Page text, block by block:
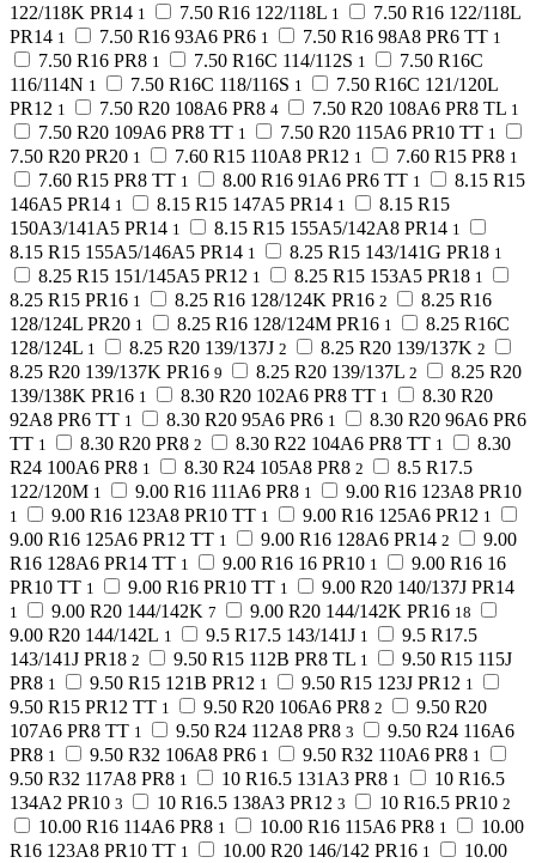
122/118K PR14 1 7.50 R16 122/118L 1
7.50 R16 122/118L
PR14 1 7.50 R16 93A6 PR6 1 7.50 R16 98A8 PR6 TT 1
7.50 R16 PR8 1 7.50 R16C 114/112S 1
7.50 R16C
116/114N 1 7.50 R16C 118/116S 1
7.50 R16C 121/120L
PR12 1 7.50 R20 108A6 PR8 4 7.50 R20 108A6 PR8 TL 1
7.50 R20 109A6 PR8 TT 1 7.50 R20 115A6 PR10 TT 1
7.50 R20 PR20 1 7.60 R15 110A8 PR12 1 7.60 R15 PR8 1
7.60 R15 PR8 TT 1 8.00 R16 91A6 PR6 TT 1
8.15 R15
146A5 PR14 1 8.15 R15 147A5 PR14 1
8.15 R15
150A3/141A5 PR14 1 8.15 R15 155A5/142A8 PR14 1
8.15 R15 155A5/146A5 PR14 1 8.25 R15 143/141G PR18 1
8.25 R15 151/145A5 PR12 1 8.25 R15 153A5 PR18 1
8.25 R15 PR16 1 8.25 R16 128/124K PR16 2
8.25 R16
128/124L PR20 1 8.25 R16 128/124M PR16 1
8.25 R16C
128/124L 1 8.25 R20 139/137J 2 8.25 R20 139/137K 2
8.25 R20 139/137K PR16 9 8.25 R20 139/137L 2
8.25 R20
139/138K PR16 1 8.30 R20 102A6 PR8 TT 1
8.30 R20
92A8 PR6 TT 1 8.30 R20 95A6 PR6 1
8.30 R20 96A6 PR6
TT 1 8.30 R20 PR8 2 8.30 R22 104A6 PR8 TT 1
8.30
R24 100A6 PR8 1 8.30 R24 105A8 PR8 2
8.5 R17.5
122/120M 1 9.00 R16 111A6 PR8 1 9.00 R16 123A8 PR10
1 9.00 R16 123A8 PR10 TT 1 9.00 R16 125A6 PR12 1
9.00 R16 125A6 PR12 TT 1 9.00 R16 128A6 PR14 2
9.00
R16 128A6 PR14 TT 1 9.00 R16 16 PR10 1
9.00 R16 16
PR10 TT 1 9.00 R16 PR10 TT 1 9.00 R20 140/137J PR14
1 9.00 R20 144/142K 7 9.00 R20 144/142K PR16 18
9.00 R20 144/142L 1 9.5 R17.5 143/141J 1
9.5 R17.5
143/141J PR18 2 9.50 R15 112B PR8 TL 1
9.50 R15 115J
PR8 1 9.50 R15 121B PR12 1 9.50 R15 123J PR12 1
9.50 R15 PR12 TT 1 9.50 R20 106A6 PR8 2
9.50 R20
107A6 PR8 TT 1 9.50 R24 112A8 PR8 3
9.50 R24 116A6
PR8 1 9.50 R32 106A8 PR6 1 9.50 R32 110A6 PR8 1
9.50 R32 117A8 PR8 1 10 R16.5 131A3 PR8 1
10 R16.5
134A2 PR10 3 10 R16.5 138A3 PR12 3 10 R16.5 PR10 2
10.00 R16 114A6 PR8 1 10.00 R16 115A6 PR8 1
10.00
R16 123A8 PR10 TT 1 10.00 R20 146/142 PR16 1
10.00